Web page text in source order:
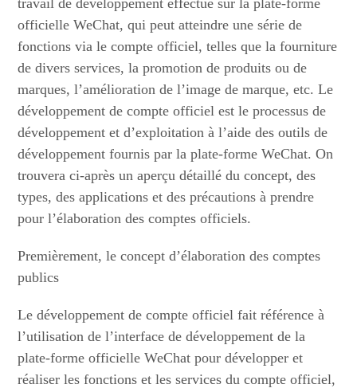
travail de développement effectué sur la plate-forme
officielle WeChat, qui peut atteindre une série de
fonctions via le compte officiel, telles que la fourniture
de divers services, la promotion de produits ou de
marques, l’amélioration de l’image de marque, etc. Le
développement de compte officiel est le processus de
développement et d’exploitation à l’aide des outils de
développement fournis par la plate-forme WeChat. On
trouvera ci-après un aperçu détaillé du concept, des
types, des applications et des précautions à prendre
pour l’élaboration des comptes officiels.
Premièrement, le concept d’élaboration des comptes
publics
Le développement de compte officiel fait référence à
l’utilisation de l’interface de développement de la
plate-forme officielle WeChat pour développer et
réaliser les fonctions et les services du compte officiel,